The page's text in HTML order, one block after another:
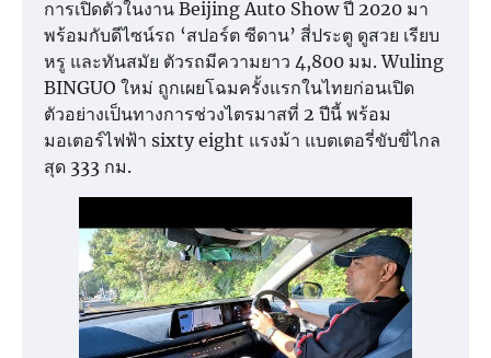
การเปิดตัวในงาน Beijing Auto Show ปี 2020 มา
พร้อมกับดีไซน์รถ ‘สปอร์ต ซีดาน’ สี่ประตู ดูสวย เรียบ
หรู และทันสมัย ตัวรถมีความยาว 4,800 มม. Wuling
BINGUO ใหม่ ถูกเผยโฉมครั้งแรกในไทยก่อนเปิด
ตัวอย่างเป็นทางการช่วงไตรมาสที่ 2 ปีนี้ พร้อม
มอเตอร์ไฟฟ้า sixty eight แรงม้า แบตเตอรี่ขับขี่ไกล
สุด 333 กม.